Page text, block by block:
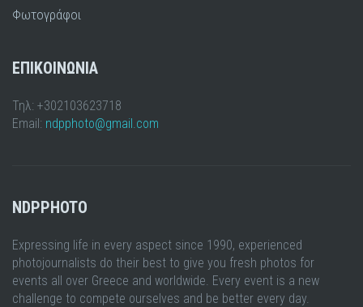
Φωτογράφοι
ΕΠΙΚΟΙΝΩΝΙΑ
Τηλ: +302103623718
Email: ndpphoto@gmail.com
NDPPHOTO
Expressing life in every aspect since 1990, experienced
photojournalists do their best to give you fresh photos for
events all over Greece and worldwide. Every event is a new
challenge to compete ourselves and be better every day.